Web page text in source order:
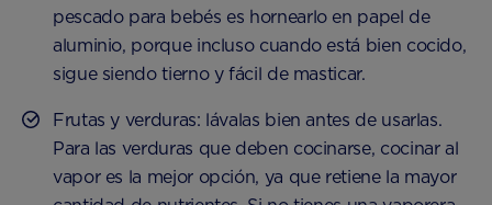
pescado para bebés es hornearlo en papel de
aluminio, porque incluso cuando está bien cocido,
sigue siendo tierno y fácil de masticar.
Frutas y verduras: lávalas bien antes de usarlas.
Para las verduras que deben cocinarse, cocinar al
vapor es la mejor opción, ya que retiene la mayor